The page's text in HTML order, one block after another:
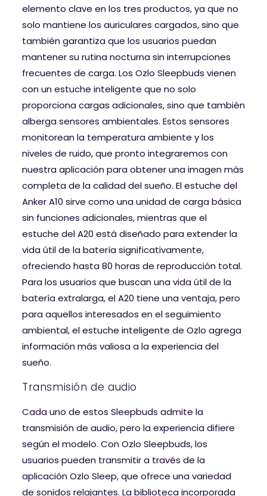
elemento clave en los tres productos, ya que no
solo mantiene los auriculares cargados, sino que
también garantiza que los usuarios puedan
mantener su rutina nocturna sin interrupciones
frecuentes de carga. Los Ozlo Sleepbuds vienen
con un estuche inteligente que no solo
proporciona cargas adicionales, sino que también
alberga sensores ambientales. Estos sensores
monitorean la temperatura ambiente y los
niveles de ruido, que pronto integraremos con
nuestra aplicación para obtener una imagen más
completa de la calidad del sueño. El estuche del
Anker A10 sirve como una unidad de carga básica
sin funciones adicionales, mientras que el
estuche del A20 está diseñado para extender la
vida útil de la batería significativamente,
ofreciendo hasta 80 horas de reproducción total.
Para los usuarios que buscan una vida útil de la
batería extralarga, el A20 tiene una ventaja, pero
para aquellos interesados ​​en el seguimiento
ambiental, el estuche inteligente de Ozlo agrega
información más valiosa a la experiencia del
sueño.
Transmisión de audio
Cada uno de estos Sleepbuds admite la
transmisión de audio, pero la experiencia difiere
según el modelo. Con Ozlo Sleepbuds, los
usuarios pueden transmitir a través de la
aplicación Ozlo Sleep, que ofrece una variedad
de sonidos relajantes. La biblioteca incorporada